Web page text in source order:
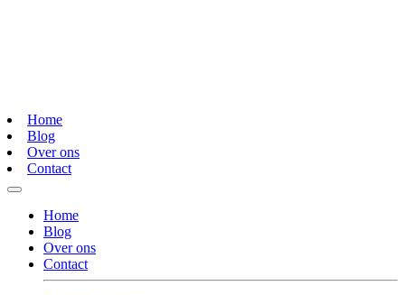
Home
Blog
Over ons
Contact
Home
Blog
Over ons
Contact